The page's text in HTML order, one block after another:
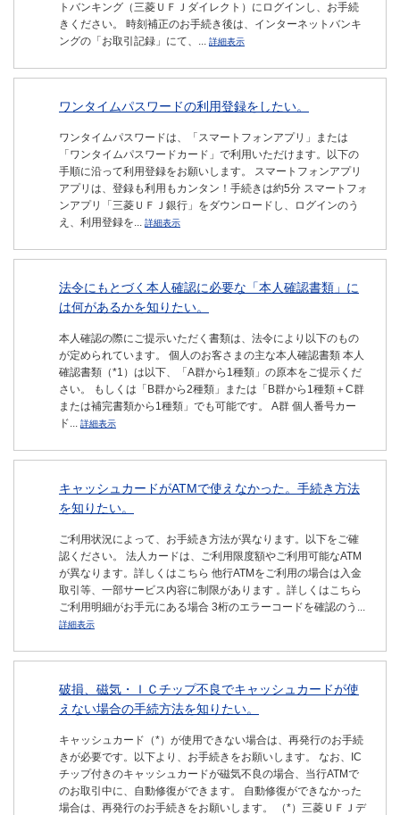
トバンキング（三菱ＵＦＪダイレクト）にログインし、お手続
きください。 時刻補正のお手続き後は、インターネットバンキ
ングの「お取引記録」にて、... 詳細表示
ワンタイムパスワードの利用登録をしたい。
ワンタイムパスワードは、「スマートフォンアプリ」または
「ワンタイムパスワードカード」で利用いただけます。以下の
手順に沿って利用登録をお願いします。 スマートフォンアプリ
アプリは、登録も利用もカンタン！手続きは約5分 スマートフォ
ンアプリ「三菱ＵＦＪ銀行」をダウンロードし、ログインのう
え、利用登録を... 詳細表示
法令にもとづく本人確認に必要な「本人確認書類」に
は何があるかを知りたい。
本人確認の際にご提示いただく書類は、法令により以下のもの
が定められています。 個人のお客さまの主な本人確認書類 本人
確認書類（*1）は以下、「A群から1種類」の原本をご提示くだ
さい。 もしくは「B群から2種類」または「B群から1種類＋C群
または補完書類から1種類」でも可能です。 A群 個人番号カー
ド... 詳細表示
キャッシュカードがATMで使えなかった。手続き方法
を知りたい。
ご利用状況によって、お手続き方法が異なります。以下をご確
認ください。 法人カードは、ご利用限度額やご利用可能なATM
が異なります。詳しくはこちら 他行ATMをご利用の場合は入金
取引等、一部サービス内容に制限があります 。詳しくはこちら
ご利用明細がお手元にある場合 3桁のエラーコードを確認のう...
詳細表示
破損、磁気・ＩＣチップ不良でキャッシュカードが使
えない場合の手続方法を知りたい。
キャッシュカード（*）が使用できない場合は、再発行のお手続
きが必要です。以下より、お手続きをお願いします。 なお、IC
チップ付きのキャッシュカードが磁気不良の場合、当行ATMで
のお取引中に、自動修復ができます。 自動修復ができなかった
場合は、再発行のお手続きをお願いします。 （*）三菱ＵＦＪデ